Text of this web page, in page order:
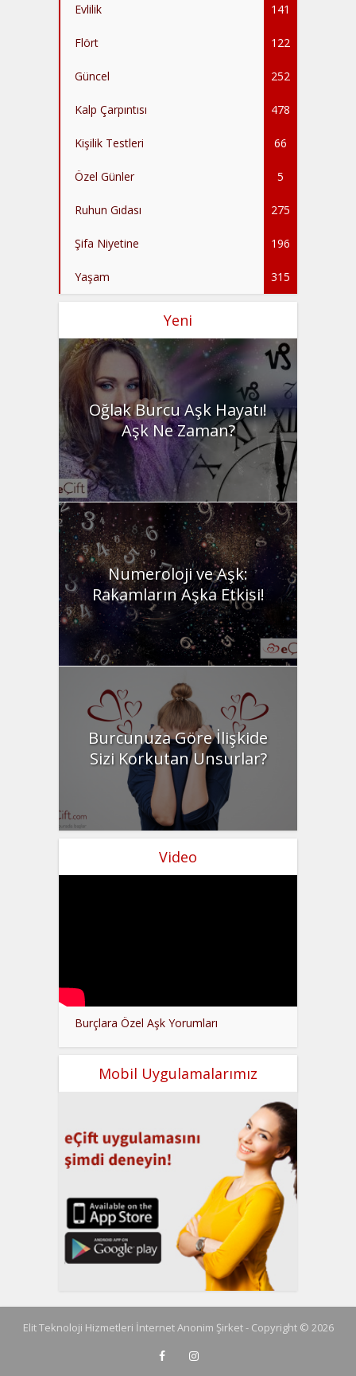
Evlilik 141
Flört 122
Güncel 252
Kalp Çarpıntısı 478
Kişilik Testleri 66
Özel Günler 5
Ruhun Gıdası 275
Şifa Niyetine 196
Yaşam 315
Yeni
Oğlak Burcu Aşk Hayatı!
Aşk Ne Zaman?
Numeroloji ve Aşk:
Rakamların Aşka Etkisi!
Burcunuza Göre İlişkide
Sizi Korkutan Unsurlar?
Video
Burçlara Özel Aşk Yorumları
Mobil Uygulamalarımız
Elit Teknoloji Hizmetleri İnternet Anonim Şirket - Copyright © 2026